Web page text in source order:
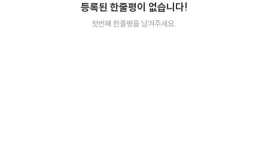
등록된 한줄평이 없습니다!
첫번째 한줄평을 남겨주세요.